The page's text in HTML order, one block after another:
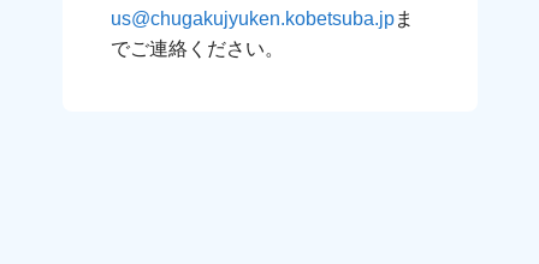
us@chugakujyuken.kobetsuba.jpま
でご連絡ください。